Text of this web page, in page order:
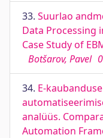
33. Suurlao
Data Processing
Case Study of
Botšarov, Pavel
34. E-
analüüs.
Automation